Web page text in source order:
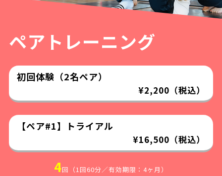
ペアトレーニング
初回体験（2名ペア）
¥2,200（税込）
【ペア#1】トライアル
¥16,500（税込）
4回（1回60分／有効期限：4ヶ月）